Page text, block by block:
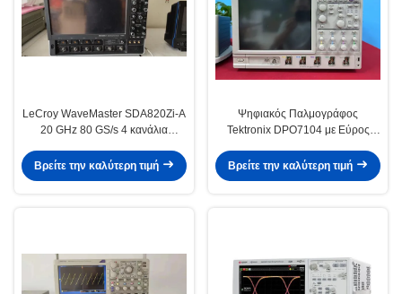
LeCroy WaveMaster SDA820Zi-A
20 GHz 80 GS/s 4 κανάλια
προηγμένα εργαλεία ανάλυσης
Βρείτε την καλύτερη τιμή
Ψηφιακός Παλμογράφος
Tektronix DPO7104 με Εύρος
Ρυθμό Δειγματοληψίας 10 GS/s
Βρείτε την καλύτερη τιμή